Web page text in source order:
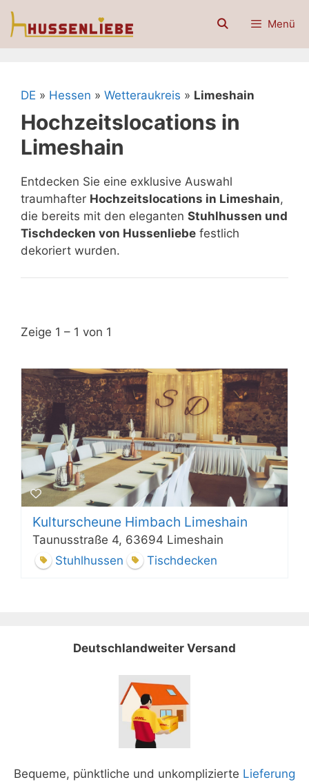
Zum
Inhalt
Menü
DE » Hessen » Wetteraukreis » Limeshain
Hochzeitslocations in
Limeshain
Entdecken Sie eine exklusive Auswahl
traumhafter Hochzeitslocations in Limeshain,
die bereits mit den eleganten Stuhlhussen und
Tischdecken von Hussenliebe festlich
dekoriert wurden.
Zeige 1 – 1 von 1
Kulturscheune Himbach Limeshain
Taunusstraße 4, 63694 Limeshain
Stuhlhussen
Tischdecken
Deutschlandweiter Versand
Bequeme, pünktliche und unkomplizierte Lieferung